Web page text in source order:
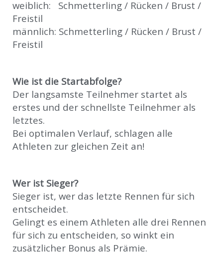
weiblich: Schmetterling / Rücken / Brust /
Freistil
männlich: Schmetterling / Rücken / Brust /
Freistil
Wie ist die Startabfolge?
Der langsamste Teilnehmer startet als
erstes und der schnellste Teilnehmer als
letztes.
Bei optimalen Verlauf, schlagen alle
Athleten zur gleichen Zeit an!
Wer ist Sieger?
Sieger ist, wer das letzte Rennen für sich
entscheidet.
Gelingt es einem Athleten alle drei Rennen
für sich zu entscheiden, so winkt ein
zusätzlicher Bonus als Prämie.